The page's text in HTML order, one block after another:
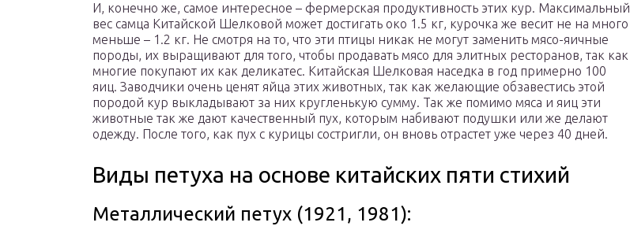
И, конечно же, самое интересное – фермерская продуктивность этих кур. Максимальный
вес самца Китайской Шелковой может достигать око 1.5 кг, курочка же весит не на много
меньше – 1.2 кг. Не смотря на то, что эти птицы никак не могут заменить мясо-яичные
породы, их выращивают для того, чтобы продавать мясо для элитных ресторанов, так как
многие покупают их как деликатес. Китайская Шелковая наседка в год примерно 100
яиц. Заводчики очень ценят яйца этих животных, так как желающие обзавестись этой
породой кур выкладывают за них кругленькую сумму. Так же помимо мяса и яиц эти
животные так же дают качественный пух, которым набивают подушки или же делают
одежду. После того, как пух с курицы состригли, он вновь отрастет уже через 40 дней.
Виды петуха на основе китайских пяти стихий
Металлический петух (1921, 1981):